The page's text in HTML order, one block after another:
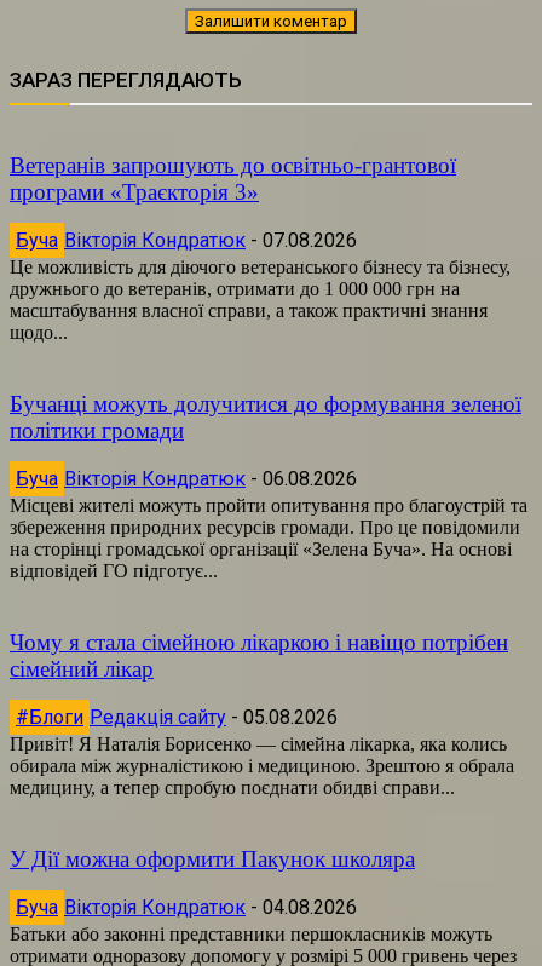
ЗАРАЗ ПЕРЕГЛЯДАЮТЬ
Ветеранів запрошують до освітньо-грантової
програми «Траєкторія 3»
Буча Вікторія Кондратюк - 07.08.2026
Це можливість для діючого ветеранського бізнесу та бізнесу,
дружнього до ветеранів, отримати до 1 000 000 грн на
масштабування власної справи, а також практичні знання
щодо...
Бучанці можуть долучитися до формування зеленої
політики громади
Буча Вікторія Кондратюк - 06.08.2026
Місцеві жителі можуть пройти опитування про благоустрій та
збереження природних ресурсів громади. Про це повідомили
на сторінці громадської організації «Зелена Буча». На основі
відповідей ГО підготує...
Чому я стала сімейною лікаркою і навіщо потрібен
сімейний лікар
#Блоги Редакція сайту - 05.08.2026
Привіт! Я Наталія Борисенко — сімейна лікарка, яка колись
обирала між журналістикою і медициною. Зрештою я обрала
медицину, а тепер спробую поєднати обидві справи...
У Дії можна оформити Пакунок школяра
Буча Вікторія Кондратюк - 04.08.2026
Батьки або законні представники першокласників можуть
отримати одноразову допомогу у розмірі 5 000 гривень через